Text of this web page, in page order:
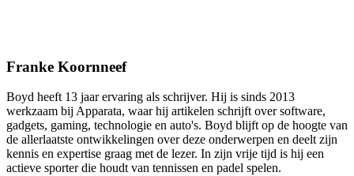
Franke Koornneef
Boyd heeft 13 jaar ervaring als schrijver. Hij is sinds 2013
werkzaam bij Apparata, waar hij artikelen schrijft over software,
gadgets, gaming, technologie en auto's. Boyd blijft op de hoogte van
de allerlaatste ontwikkelingen over deze onderwerpen en deelt zijn
kennis en expertise graag met de lezer. In zijn vrije tijd is hij een
actieve sporter die houdt van tennissen en padel spelen.